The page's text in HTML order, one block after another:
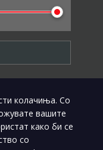
колачиња. Со
вашите
како би се
со